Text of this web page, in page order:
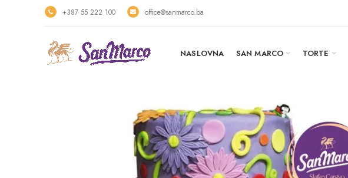
+387 55 222 100 office@sanmarco.ba
NASLOVNA SAN MARCO TORTE